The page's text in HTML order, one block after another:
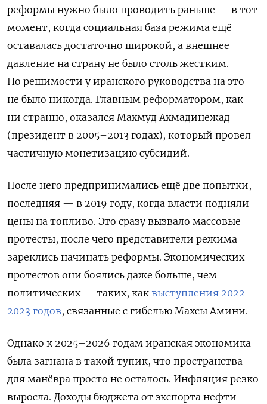
реформы нужно было проводить раньше — в тот
момент, когда социальная база режима ещё
оставалась достаточно широкой, а внешнее
давление на страну не было столь жестким.
Но решимости у иранского руководства на это
не было никогда. Главным реформатором, как
ни странно, оказался Махмуд Ахмадинежад
(президент в 2005–2013 годах), который провел
частичную монетизацию субсидий.
После него предпринимались ещё две попытки,
последняя — в 2019 году, когда власти подняли
цены на топливо. Это сразу вызвало массовые
протесты, после чего представители режима
зареклись начинать реформы. Экономических
протестов они боялись даже больше, чем
политических — таких, как выступления 2022–
2023 годов, связанные с гибелью Махсы Амини.
Однако к 2025–2026 годам иранская экономика
была загнана в такой тупик, что пространства
для манёвра просто не осталось. Инфляция резко
выросла. Доходы бюджета от экспорта нефти —